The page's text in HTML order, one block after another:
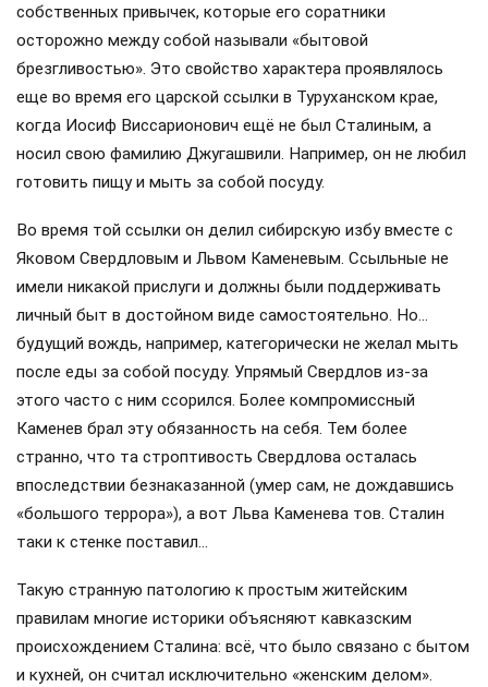
собственных привычек, которые его соратники
осторожно между собой называли «бытовой
брезгливостью». Это свойство характера проявлялось
еще во время его царской ссылки в Туруханском крае,
когда Иосиф Виссарионович ещё не был Сталиным, а
носил свою фамилию Джугашвили. Например, он не любил
готовить пищу и мыть за собой посуду.
Во время той ссылки он делил сибирскую избу вместе с
Яковом Свердловым и Львом Каменевым. Ссыльные не
имели никакой прислуги и должны были поддерживать
личный быт в достойном виде самостоятельно. Но…
будущий вождь, например, категорически не желал мыть
после еды за собой посуду. Упрямый Свердлов из-за
этого часто с ним ссорился. Более компромиссный
Каменев брал эту обязанность на себя. Тем более
странно, что та строптивость Свердлова осталась
впоследствии безнаказанной (умер сам, не дождавшись
«большого террора»), а вот Льва Каменева тов. Сталин
таки к стенке поставил…
Такую странную патологию к простым житейским
правилам многие историки объясняют кавказским
происхождением Сталина: всё, что было связано с бытом
и кухней, он считал исключительно «женским делом».